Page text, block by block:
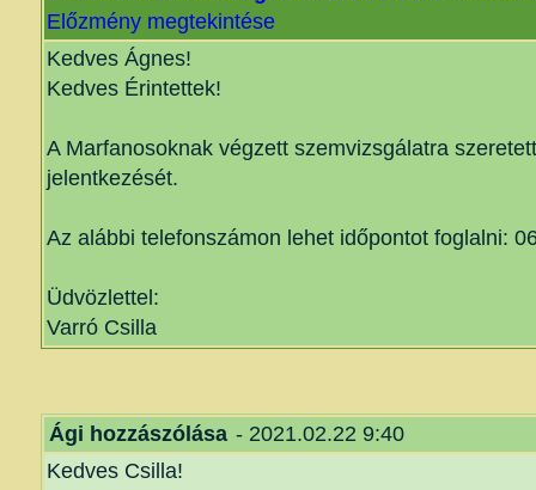
Előzmény megtekintése
Kedves Ágnes!
Kedves Érintettek!
A Marfanosoknak végzett szemvizsgálatra
jelentkezését.
Az alábbi telefonszámon lehet időpontot foglalni:
Üdvözlettel:
Varró Csilla
Ági hozzászólása - 2021.02.22 9:40
Kedves Csilla!